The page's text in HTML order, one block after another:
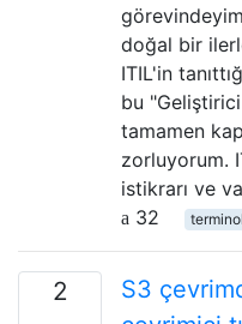
doğal bir
ITIL'in
bu
tamamen
zorluyorum.
istikrarı ve
32
2
S3